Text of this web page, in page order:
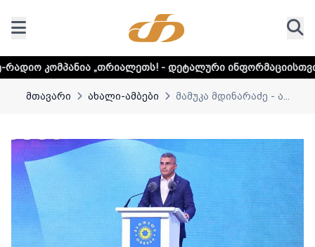
„თრიალეთს! - დეტალური ინფორმაციისთვის დააკლიკეთ
მთავარი ახალი-ამბები მამუკა მდინარაძე - ა...